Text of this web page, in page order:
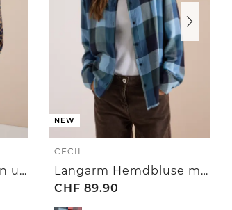
Bluse mit Stehkragen und Zipper
NEW
CECIL
Langarm Hemdbluse mit Karomuster
CHF 89.90